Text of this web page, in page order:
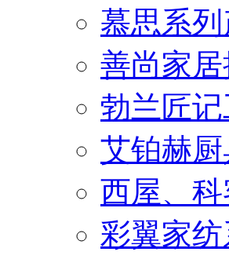
慕思系
善尚家
勃兰匠
艾铂赫厨
西屋、
彩翼家纺